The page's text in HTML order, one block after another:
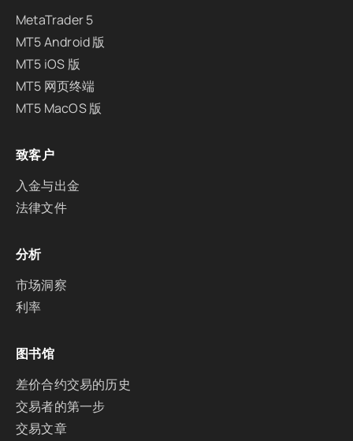
MetaTrader 5
MT5 Android 版
MT5 iOS 版
MT5 网页终端
MT5 MacOS 版
致客户
入金与出金
法律文件
分析
市场洞察
利率
图书馆
差价合约交易的历史
交易者的第一步
交易文章